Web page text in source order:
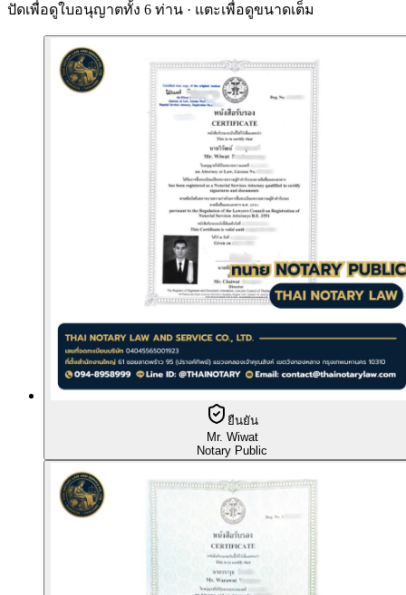
ปัดเพื่อดูใบอนุญาตทั้ง 6 ท่าน · แตะเพื่อดูขนาดเต็ม
ยืนยัน
Mr. Wiwat
Notary Public